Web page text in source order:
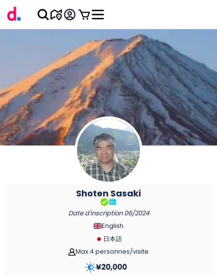
Shoten Sasaki
Date d'inscription 06/2024
English
日本語
Max 4 personnes/visite
¥20,000